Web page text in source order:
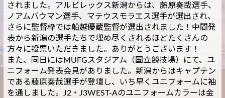
されました。アルビレックス新潟からは、藤原奏哉選手、
ノアムバウマン選手、マテウスモラエス選手が選出され、
さらに監督枠では船越優蔵監督が選出されました！中間発
表から新潟の選手たちで埋め尽くされるほどたくさんの
方々に投票いただきました。ありがとうございます！
また、同日にはMUFGスタジアム（国立競技場）にて、ユ
ニフォーム発表会見がありました。新潟からはキャプテン
である藤原奏哉選手が登壇し、いち早くユニフォームに袖
を通しました。J2・J3WEST-Aのユニフォームカラーは金